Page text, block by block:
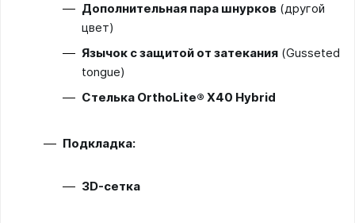
Дополнительная пара шнурков (другой
цвет)
Язычок с защитой от затекания (Gusseted
tongue)
Стелька OrthoLite® X40 Hybrid
Подкладка:
3D-сетка